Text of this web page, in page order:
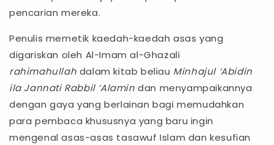
pencarian mereka.
Penulis memetik kaedah-kaedah asas yang
digariskan oleh Al-Imam al-Ghazali
rahimahullah dalam kitab beliau Minhajul ‘Abidin
ila Jannati Rabbil ‘Alamindan menyampaikannya
dengan gaya yang berlainan bagi memudahkan
para pembaca khususnya yang baru ingin
mengenal asas-asas tasawuf Islam dan kesufian